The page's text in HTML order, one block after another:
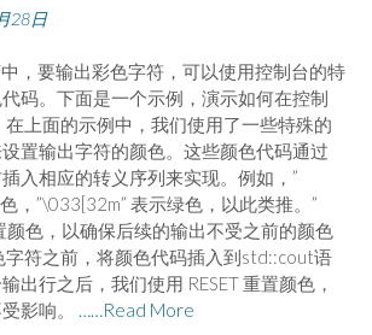
28日
，要输出彩色字符，可以使用控制台的特
码。下面是一个示例，演示如何在控制
在上面的示例中，我们使用了一些特殊的
置输出字符的颜色。这些颜色代码通过
入相应的转义序列来实现。例如，”
，”\033[32m” 表示绿色，以此类推。”
颜色，以确保后续的输出不受之前的颜色
字符之前，将颜色代码插入到std::cout语
出行之后，我们使用 RESET 重置颜色，
影响。 ……Read More